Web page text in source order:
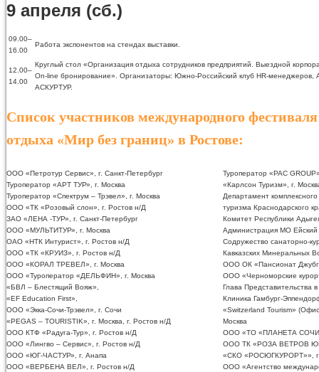
9 апреля (сб.)
09.00–
16.00
Работа экспонентов на стендах выставки.
12.00–
14.00
Круглый стол «Организация отдыха сотрудников предприятий. Выездной
On-line бронирование». Организаторы: Южно-Российский клуб HR-менеджеров,
АСКУРТУР.
Список участников международного
отдыха «Мир без границ» в Ростове:
ООО «Петротур Сервис», г. Санкт-Петербург
Туроператор «АРТ ТУР», г. Москва
Туроператор «Спектрум – Трэвел», г. Москва
ООО «ТК «Розовый слон», г. Ростов н/Д
ЗАО «ЛЕНА -ТУР», г. Санкт-Петербург
ООО «МУЛЬТИТУР», г. Москва
ОАО «НТК Интурист», г. Ростов н/Д
ООО «ТК «КРУИЗ», г. Ростов н/Д
ООО «КОРАЛ ТРЕВЕЛ», г. Москва
ООО «Туроператор «ДЕЛЬФИН», г. Москва
«БВЛ – Блестящий Вояж»,
«EF Education First»,
ООО «Экка-Сочи-Трэвел», г. Сочи
«PEGAS – ТOURISTIK», г. Москва, г. Ростов н/Д
ООО КТФ «Радуга-Тур», г. Ростов н/Д
ООО «Лингво – Сервис», г. Ростов н/Д
ООО «ЮГ-ЧАСТУР», г. Анапа
ООО «ВЕРБЕНА ВЕЛ», г. Ростов н/Д
Туроператор «PAC
«Карлсон Туризм», г.
Департамент
туризма Краснодарского
Комитет Республики
Администрация МО Ейский
Содружество санаторно-
Кавказских Минеральных
ООО ОК «Пансионат
ООО «Черноморские
Глава Представительства
Клиника Гамбург-
«Switzerland Tourism»
Москва
ООО «ТО «ПЛАНЕТА
ООО ТК «РОЗА ВЕТРОВ
«СКО «РОСЮГКУРОРТ»»,
ООО «Агентство